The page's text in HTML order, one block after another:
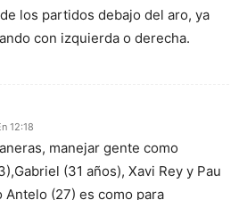
los partidos debajo del aro, ya
con izquierda o derecha.
12:18
manejar gente como
(31 años), Xavi Rey y Pau
Antelo (27) es como para